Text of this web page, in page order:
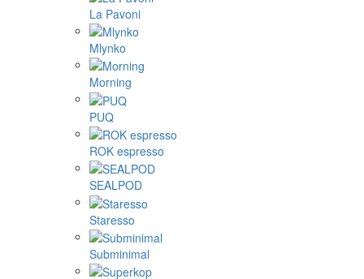
La Pavoni
Mlynko
Morning
PUQ
ROK espresso
SEALPOD
Staresso
Subminimal